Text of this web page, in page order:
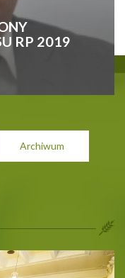
RP 2019
Archiwum